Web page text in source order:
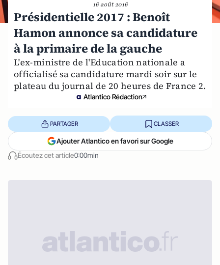
16 août 2016
Présidentielle 2017 : Benoît
Hamon annonce sa candidature
à la primaire de la gauche
L'ex-ministre de l'Education nationale a
officialisé sa candidature mardi soir sur le
plateau du journal de 20 heures de France 2.
Atlantico Rédaction
Écoutez cet article0:00min
PARTAGER CLASSER
Ajouter Atlantico en favori sur Google